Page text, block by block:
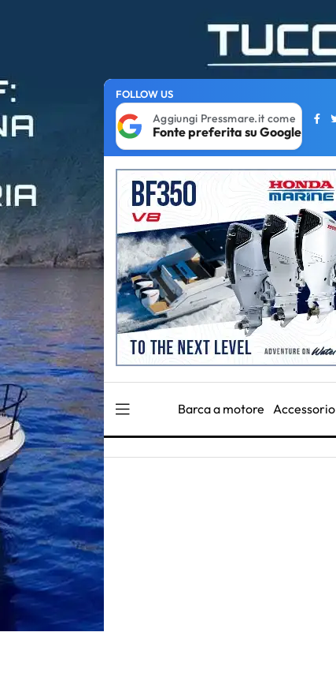
FOLLOW US
Aggiungi Pressmare.it come
Fonte preferita su Google
Barca a motore Accessorio